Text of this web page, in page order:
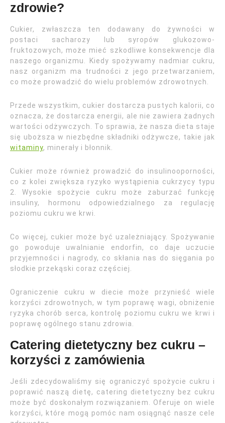
zdrowie?
Cukier, zwłaszcza ten dodawany do żywności w
postaci sacharozy lub syropów glukozowo-
fruktozowych, może mieć szkodliwe konsekwencje dla
naszego organizmu. Kiedy spożywamy nadmiar cukru,
nasz organizm ma trudności z jego przetwarzaniem,
co może prowadzić do wielu problemów zdrowotnych.
Przede wszystkim, cukier dostarcza pustych kalorii, co
oznacza, że dostarcza energii, ale nie zawiera żadnych
wartości odżywczych. To sprawia, że nasza dieta staje
się uboższa w niezbędne składniki odżywcze, takie jak
witaminy, minerały i błonnik.
Cukier może również prowadzić do insulinooporności,
co z kolei zwiększa ryzyko wystąpienia cukrzycy typu
2. Wysokie spożycie cukru może zaburzać funkcję
insuliny, hormonu odpowiedzialnego za regulację
poziomu cukru we krwi.
Co więcej, cukier może być uzależniający. Spożywanie
go powoduje uwalnianie endorfin, co daje uczucie
przyjemności i nagrody, co skłania nas do sięgania po
słodkie przekąski coraz częściej.
Ograniczenie cukru w diecie może przynieść wiele
korzyści zdrowotnych, w tym poprawę wagi, obniżenie
ryzyka chorób serca, kontrolę poziomu cukru we krwi i
poprawę ogólnego stanu zdrowia.
Catering dietetyczny bez cukru –
korzyści z zamówienia
Jeśli zdecydowaliśmy się ograniczyć spożycie cukru i
poprawić naszą dietę, catering dietetyczny bez cukru
może być doskonałym rozwiązaniem. Oferuje on wiele
korzyści, które mogą pomóc nam osiągnąć nasze cele